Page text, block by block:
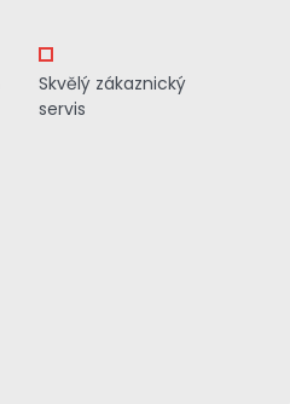
Skvělý zákaznický
servis